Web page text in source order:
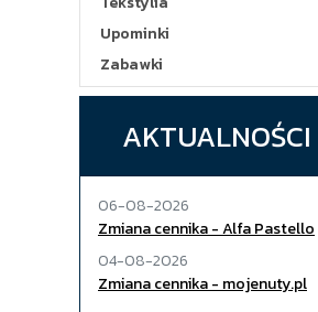
Upominki
Zabawki
AKTUALNOŚCI
06-08-2026
Zmiana cennika - Alfa Pastello
04-08-2026
Zmiana cennika - mojenuty.pl